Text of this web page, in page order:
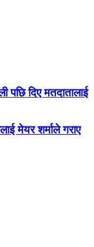
पछि दिए मतदातालाई
मेयर शर्माले गराए